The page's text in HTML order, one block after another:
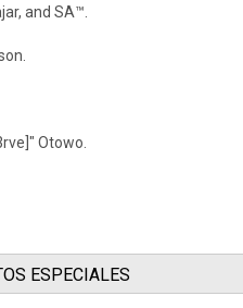
and SA™.
Otowo.
ESPECIALES